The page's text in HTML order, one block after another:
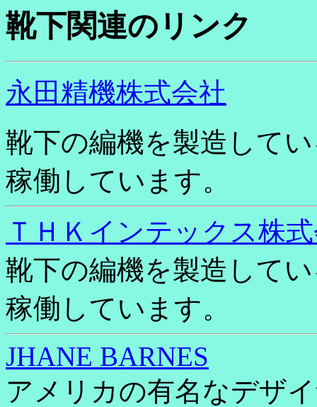
靴下関連のリンク
永田精機株式会社
靴下の編機を製造して
稼働しています。
ＴＨＫインテックス株
靴下の編機を製造して
稼働しています。
JHANE BARNES
アメリカの有名なデザ